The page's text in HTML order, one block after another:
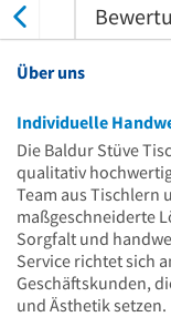
Über uns
Individuelle
Die Baldur Stüve
qualitativ
Team aus Tischlern
maßgeschneiderte
Sorgfalt und
Service richtet sich
Geschäftskunden,
und Ästhetik setzen.